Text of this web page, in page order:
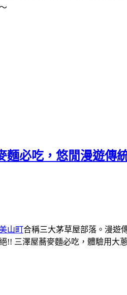
麵必吃，悠閒漫遊傳
山町合稱三大茅草屋部落。漫遊
!! 三澤屋蕎麥麵必吃，體驗用大